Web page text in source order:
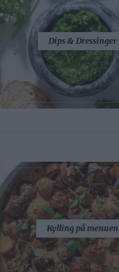
Dips & Dressinger
Kylling på menuen